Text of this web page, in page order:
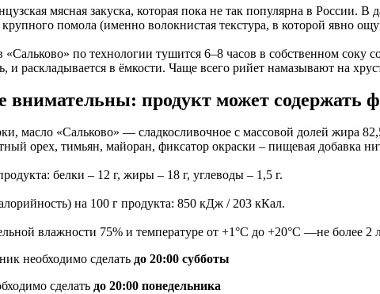
мясная закуска, которая пока не так популярна в России.
помола (именно волокнистая текстура, в которой явно
по технологии тушится 6–8 часов в собственном соку
и раскладывается в ёмкости. Чаще всего рийет намазывают на
внимательны: продукт может содержать
масло «Сальково» — сладкосливочное с массовой долей жира
орех, тимьян, майоран, фиксатор окраски – пищевая добавка
белки – 12 г, жиры – 18 г, углеводы – 1,5 г.
на 100 г продукта: 850 кДж / 203 кКал.
влажности 75% и температуре от +1°С до +20°С —не более 2
необходимо сделать до 20:00 субботы
сделать до 20:00 понедельника